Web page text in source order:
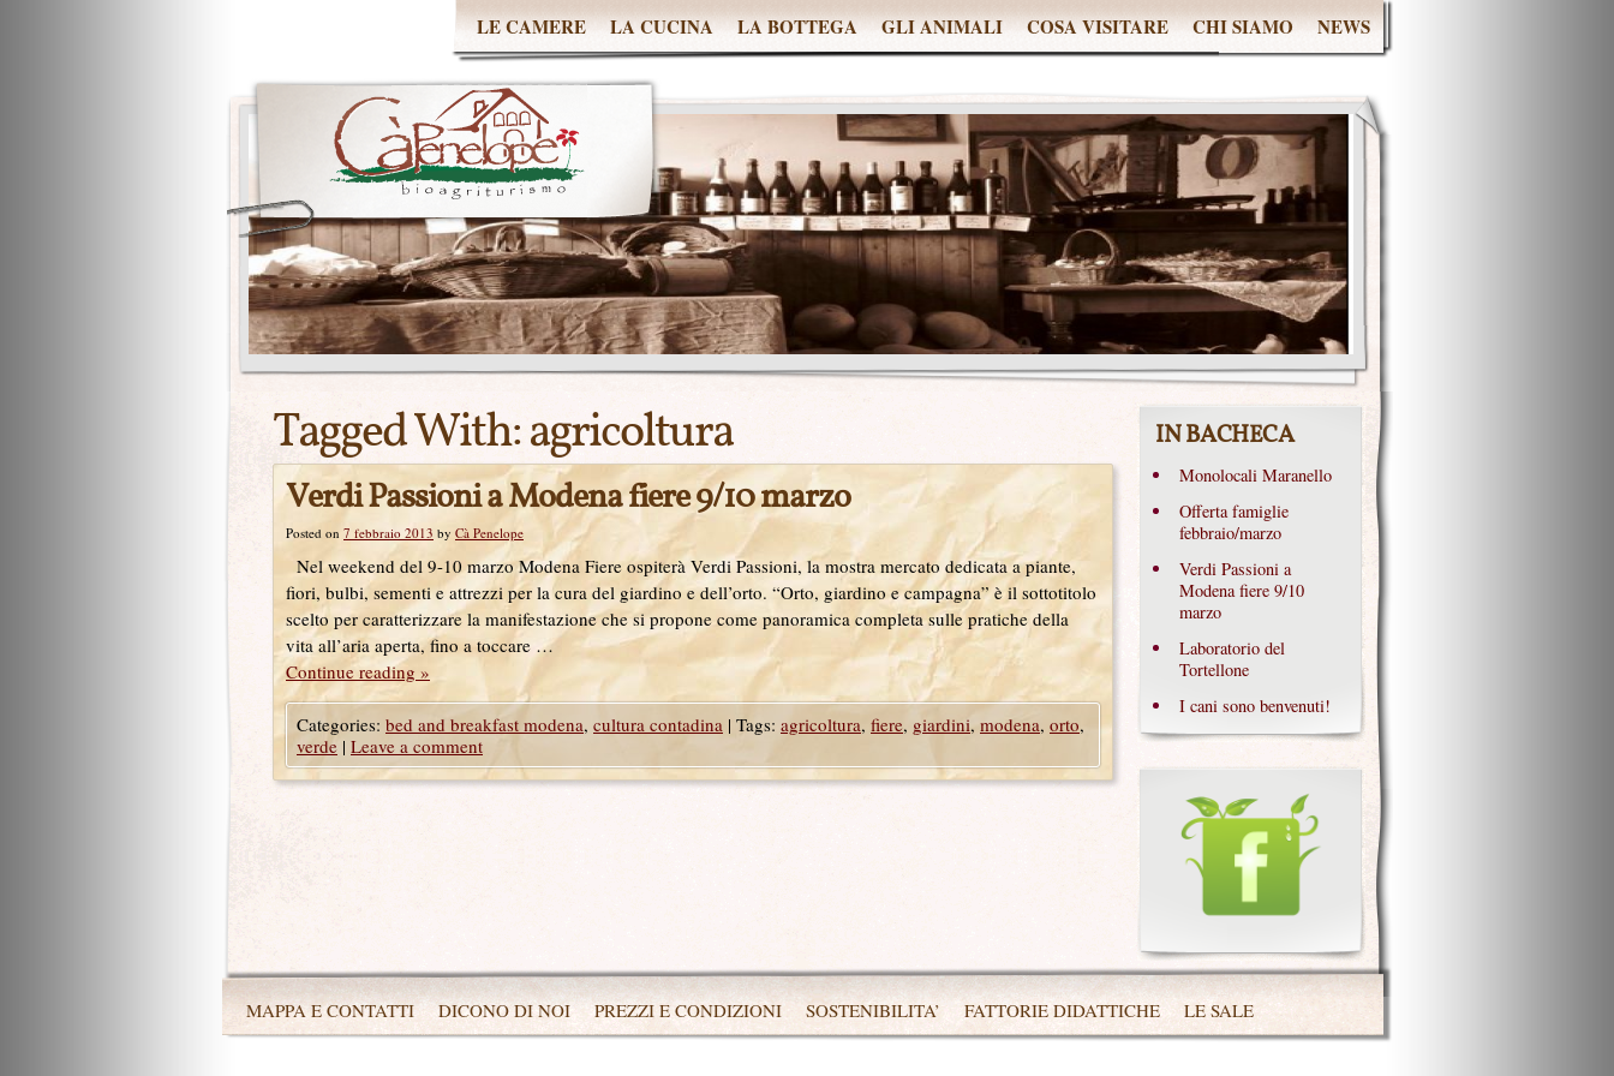
LE CAMERE LA CUCINA LA BOTTEGA GLI ANIMALI COSA VISITARE CHI SIAMO NEWS
Tagged With:agricoltura
Verdi Passioni a Modena fiere 9/10 marzo
Posted on 7 febbraio 2013 by Cà Penelope
Nel weekend del 9-10 marzo Modena Fiere ospiterà Verdi Passioni, la mostra mercato dedicata a piante,
fiori, bulbi, sementi e attrezzi per la cura del giardino e dell’orto. “Orto, giardino e campagna” è il sottotitolo
scelto per caratterizzare la manifestazione che si propone come panoramica completa sulle pratiche della
vita all’aria aperta, fino a toccare …
Continue reading »
Categories: bed and breakfast modena, cultura contadina | Tags: agricoltura, fiere, giardini, modena, orto,
verde | Leave a comment
IN BACHECA
Monolocali Maranello
Offerta famiglie
febbraio/marzo
Verdi Passioni a
Modena fiere 9/10
marzo
Laboratorio del
Tortellone
I cani sono benvenuti!
MAPPA E CONTATTI DICONO DI NOI PREZZI E CONDIZIONI SOSTENIBILITA’ FATTORIE DIDATTICHE LE SALE